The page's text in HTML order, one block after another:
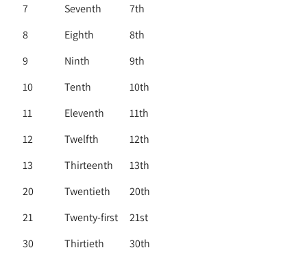
7
Seventh
7th
8
Eighth
8th
9
Ninth
9th
10
Tenth
10th
11
Eleventh
11th
12
Twelfth
12th
13
Thirteenth
13th
20
Twentieth
20th
21
Twenty-first
21st
30
Thirtieth
30th